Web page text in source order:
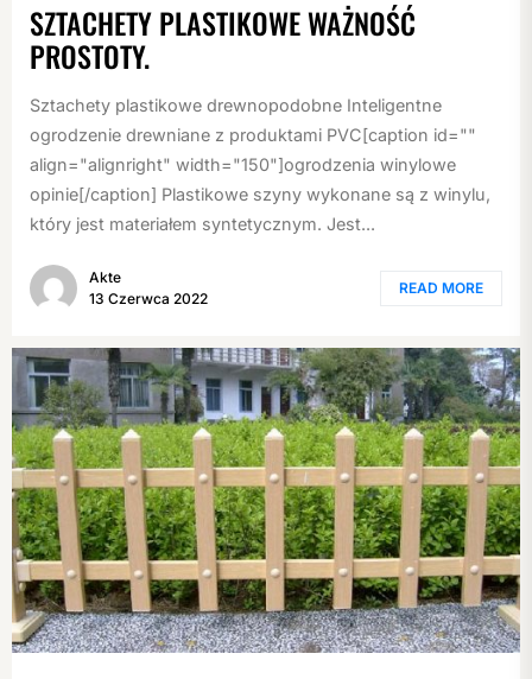
SZTACHETY PLASTIKOWE WAŻNOŚĆ
PROSTOTY.
Sztachety plastikowe drewnopodobne Inteligentne
ogrodzenie drewniane z produktami PVC[caption id=""
align="alignright" width="150"]ogrodzenia winylowe
opinie[/caption] Plastikowe szyny wykonane są z winylu,
który jest materiałem syntetycznym. Jest...
Akte
13 Czerwca 2022
READ MORE